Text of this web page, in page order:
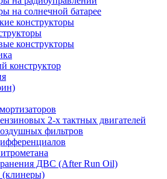
на солнечной батарее
конструкторы
конструкторы
конструктор
2-х тактных двигателей
фильтров
ДВС (After Run Oil)
(клинеры)